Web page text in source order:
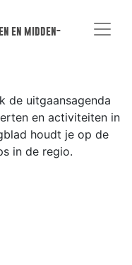
en midden-
de uitgaansagenda
en activiteiten in
houdt je op de
in de regio.